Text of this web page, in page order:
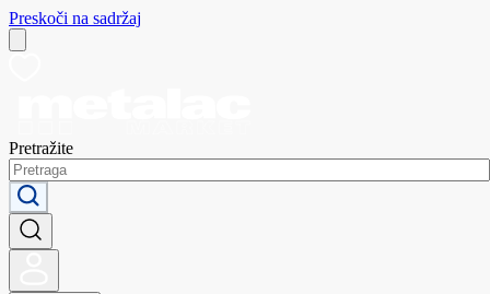
Preskoči na sadržaj
Pretražite